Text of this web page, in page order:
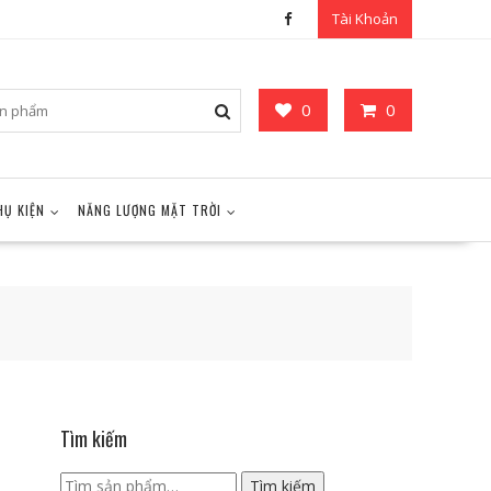
Tài Khoản
0 0
KIỆN NĂNG LƯỢNG MẶT TRỜI
Tìm kiếm
Tìm
Tìm kiếm